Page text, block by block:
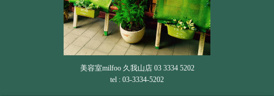
美容室milfoo 久我山店 03 3334 5202
tel : 03-3334-5202